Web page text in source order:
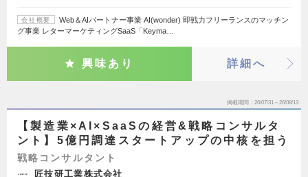
会社概要
Web＆AIパートナー事業 AI(wonder) 即戦力フリーランスのマッチン
グ事業 レターマーケティングSaaS「Keyma…
興味あり 詳細へ
掲載期間 26/07/31～26/08/13
【製造業×AI×SaaSの経営&戦略コンサルタ
ント】5億円調達スタートアップの中核を担う
戦略コンサルタント
匠技研工業株式会社